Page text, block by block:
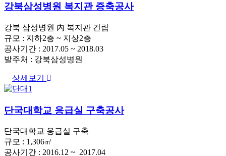
강북삼성병원 복지관 증축공사
강북 삼성병원 內 복지관 건립
규모 : 지하2층 ~ 지상2층
공사기간 : 2017.05 ~ 2018.03
발주처 : 강북삼성병원
상세보기
단국대학교 응급실 구축공사
단국대학교 응급실 구축
규모 : 1,306㎡
공사기간 : 2016.12 ~ 2017.04